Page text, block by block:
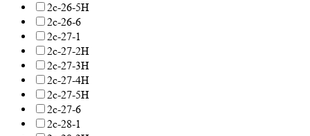
2с-26-5Н
2с-26-6
2с-27-1
2с-27-2Н
2с-27-3Н
2с-27-4Н
2с-27-5Н
2с-27-6
2с-28-1